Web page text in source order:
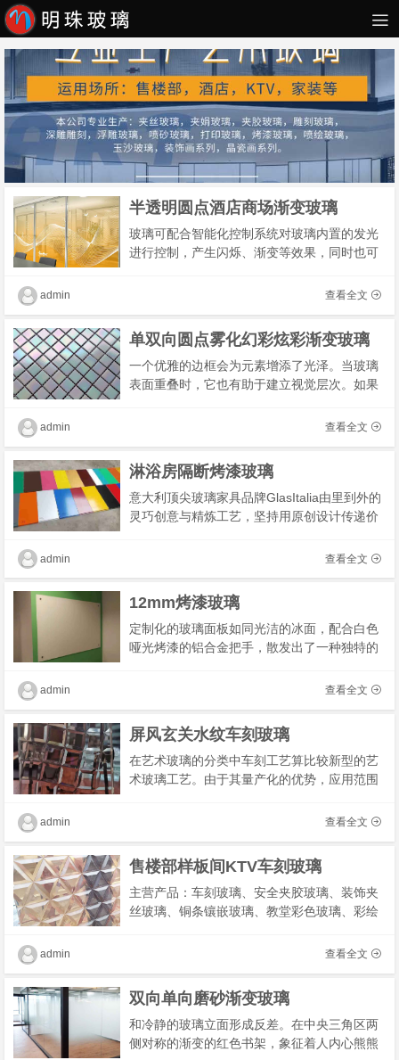
半透明圆点酒店商场渐变玻璃
玻璃可配合智能化控制系统对玻璃内置的发光
进行控制，产生闪烁、渐变等效果，同时也可
殊灯光效果，以满足环境或建筑本身对光的要
查看全文
admin
单双向圆点雾化幻彩炫彩渐变玻璃
一个优雅的边框会为元素增添了光泽。当玻璃
表面重叠时，它也有助于建立视觉层次。如果
边框使用渐变。我是这样制作卡片的，所以看
查看全文
admin
淋浴房隔断烤漆玻璃
意大利顶尖玻璃家具品牌GlasItalia由里到外的
灵巧创意与精炼工艺，坚持用原创设计传递价
玻璃、中性透明玻璃、烤漆玻璃、夹丝或夹绢
查看全文
admin
12mm烤漆玻璃
定制化的玻璃面板如同光洁的冰面，配合白色
哑光烤漆的铝合金把手，散发出了一种独特的
查看全文
admin
屏风玄关水纹车刻玻璃
在艺术玻璃的分类中车刻工艺算比较新型的艺
术玻璃工艺。由于其量产化的优势，应用范围
用。由于可以改变磨轮的形状，所以车刻玻璃
查看全文
admin
售楼部样板间KTV车刻玻璃
主营产品：车刻玻璃、安全夹胶玻璃、装饰夹
丝玻璃、铜条镶嵌玻璃、教堂彩色玻璃、彩绘
查看全文
admin
双向单向磨砂渐变玻璃
和冷静的玻璃立面形成反差。在中央三角区两
侧对称的渐变的红色书架，象征着人内心熊熊